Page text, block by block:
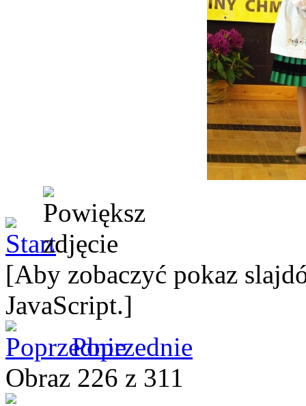
[Aby zobaczyć pokaz
JavaScript.]
Poprzednie
Obraz 226 z 311